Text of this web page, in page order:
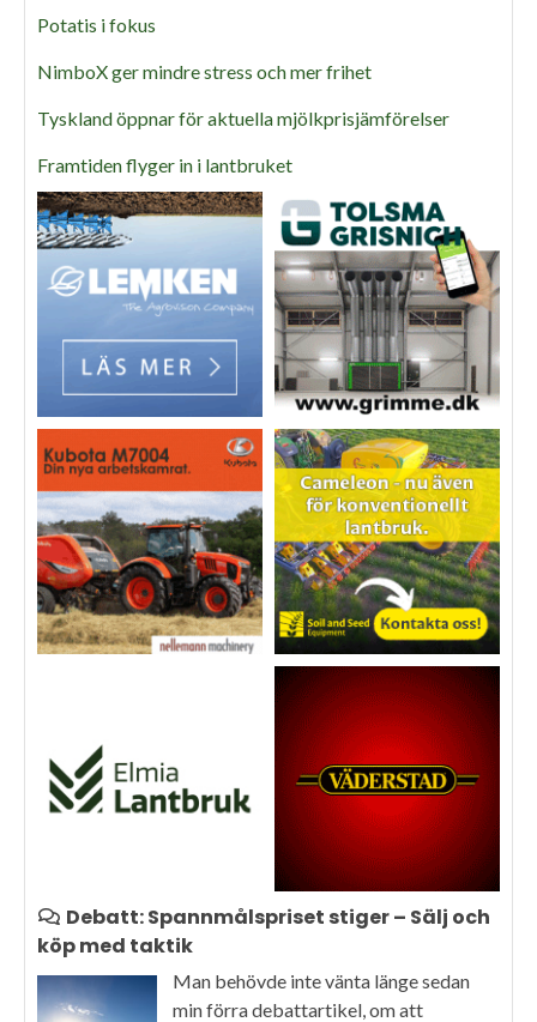
Potatis i fokus
NimboX ger mindre stress och mer frihet
Tyskland öppnar för aktuella mjölkprisjämförelser
Framtiden flyger in i lantbruket
Debatt: Spannmålspriset stiger – Sälj och
köp med taktik
Man behövde inte vänta länge sedan
min förra debattartikel, om att